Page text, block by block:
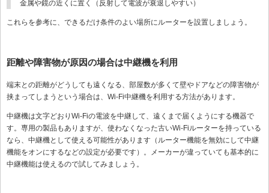
金属や鏡の近くに置く（反射して電波が衰退しやすい）
これらを参考に、できるだけ条件のよい場所にルーターを設置しましょう。
距離や障害物が原因の場合は中継機を利用
端末との距離がどうしても遠くなる、部屋数が多くて壁やドアなどの障害物が
挟まってしまうという場合は、Wi-Fi中継機を利用する方法があります。
中継機は文字どおりWi-Fiの電波を中継して、遠くまで届くようにする機器で
す。専用の製品もありますが、使わなくなった古いWi-Fiルーターを持っている
なら、中継機として使える可能性があります（ルーター機能を無効にして中継
機能をオンにするなどの設定が必要です）。メーカーが違っていても基本的に
中継機能は使えるので試してみましょう。